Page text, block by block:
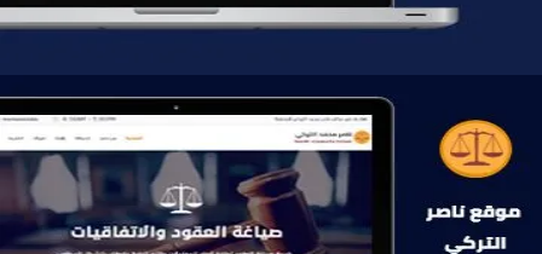
موقع ناصر التركي للمحاماة